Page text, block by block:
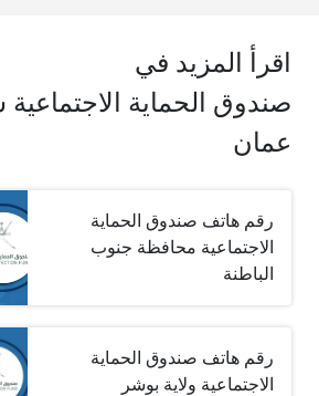
اقرأ المزيد في
صندوق الحماية
عمان
رقم هاتف صندوق الحماية
الاجتماعية محافظة جنوب
الباطنة
رقم هاتف صندوق الحماية
الاجتماعية ولاية بوشر